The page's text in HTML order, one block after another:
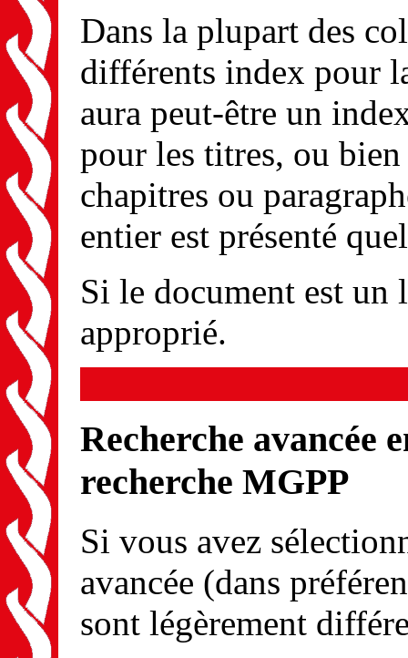
Dans la plupart des
différents index pour
aura peut-être un
pour les titres, ou
chapitres ou
entier est présenté
Si le document est
approprié.
Recherche avancée
recherche MGPP
Si vous avez
avancée (dans
sont légèrement